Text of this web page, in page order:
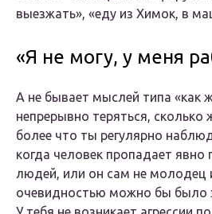
выезжать», «еду из Химок, в
«Я не могу, у меня
А не бывает мыслей типа «как
непрерывно теряться,
более что ты регулярно
когда человек пропадает явно
людей, или он сам не молодец
очевидностью можно бы было